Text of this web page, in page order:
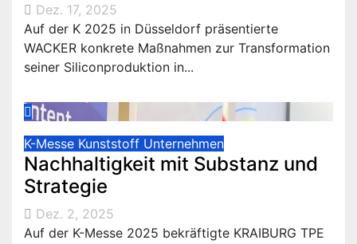
Dez. 17, 2025
Auf der K 2025 in Düsseldorf präsentierte
WACKER konkrete Maßnahmen zur Transformation
seiner Siliconproduktion in...
K-Messe Kunststoff Unternehmen
Nachhaltigkeit mit Substanz und
Strategie
Dez. 2, 2025
Auf der K-Messe 2025 bekräftigte KRAIBURG TPE